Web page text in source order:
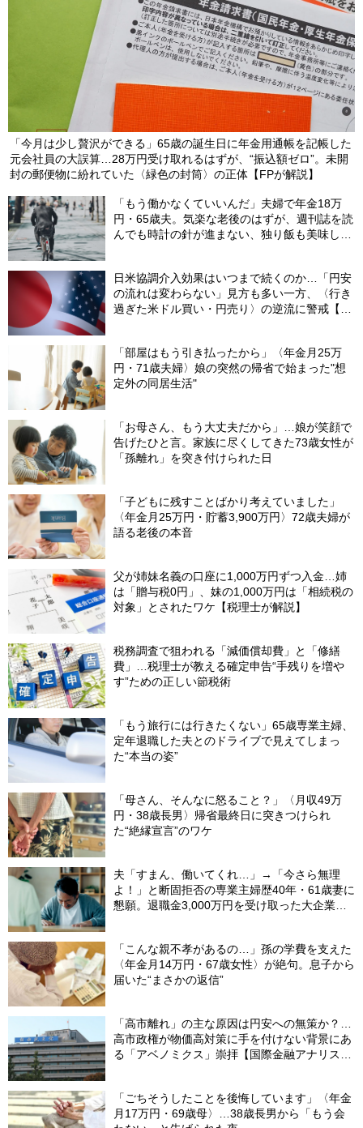
「今月は少し贅沢ができる」65歳の誕生日に年金用通帳を記帳した
元会社員の大誤算…28万円受け取れるはずが、“振込額ゼロ”。未開
封の郵便物に紛れていた〈緑色の封筒〉の正体【FPが解説】
「もう働かなくていいんだ」夫婦で年金18万
円・65歳夫。気楽な老後のはずが、週刊誌を読
んでも時計の針が進まない、独り飯も美味しく
日米協調介入効果はいつまで続くのか…「円安
の流れは変わらない」見方も多い一方、〈行き
過ぎた米ドル買い・円売り〉の逆流に警戒【8
「部屋はもう引き払ったから」〈年金月25万
円・71歳夫婦〉娘の突然の帰省で始まった"想
定外の同居生活"
「お母さん、もう大丈夫だから」…娘が笑顔で
告げたひと言。家族に尽くしてきた73歳女性が
「孫離れ」を突き付けられた日
「子どもに残すことばかり考えていました」
〈年金月25万円・貯蓄3,900万円〉72歳夫婦が
語る老後の本音
父が姉妹名義の口座に1,000万円ずつ入金…姉
は「贈与税0円」、妹の1,000万円は「相続税の
対象」とされたワケ【税理士が解説】
税務調査で狙われる「減価償却費」と「修繕
費」…税理士が教える確定申告“手残りを増や
す”ための正しい節税術
「もう旅行には行きたくない」65歳専業主婦、
定年退職した夫とのドライブで見えてしまっ
た“本当の姿”
「母さん、そんなに怒ること？」〈月収49万
円・38歳長男〉帰省最終日に突きつけられ
た“絶縁宣言”のワケ
夫「すまん、働いてくれ…」→「今さら無理
よ！」と断固拒否の専業主婦歴40年・61歳妻に
懇願。退職金3,000万円を受け取った大企業元
「こんな親不孝があるの…」孫の学費を支えた
〈年金月14万円・67歳女性〉が絶句。息子から
届いた“まさかの返信”
「高市離れ」の主な原因は円安への無策か？…
高市政権が物価高対策に手を付けない背景にあ
る「アベノミクス」崇拝【国際金融アナリスト
「ごちそうしたことを後悔しています」〈年金
月17万円・69歳母〉…38歳長男から「もう会